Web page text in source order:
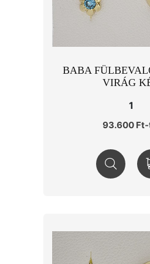
BABA
VIRÁG
1
93.600